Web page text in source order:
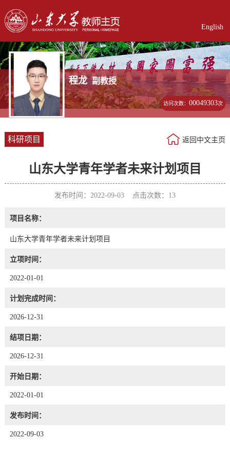
English
程龙 副教授
访问次数：00049303次
科研项目 返回中文主页
山东大学青年学者未来计划项目
发布时间：2022-09-03 点击次数： 13
项目名称：
山东大学青年学者未来计划项目
立项时间：
2022-01-01
计划完成时间：
2026-12-31
结项日期：
2026-12-31
开始日期：
2022-01-01
发布时间：
2022-09-03